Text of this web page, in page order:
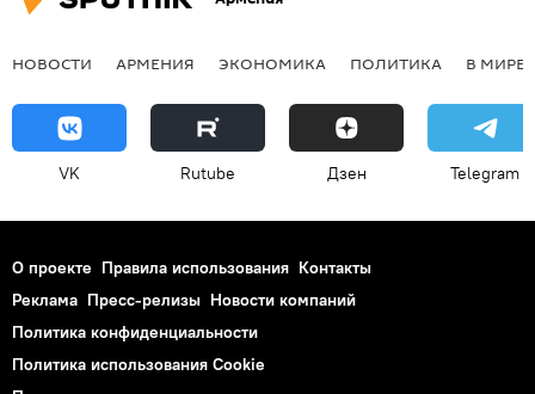
НОВОСТИ АРМЕНИЯ ЭКОНОМИКА ПОЛИТИКА В МИРЕ
VK Rutube Дзен Telegram
О проекте Правила использования Контакты
Реклама Пресс-релизы Новости компаний
Политика конфиденциальности
Политика использования Cookie